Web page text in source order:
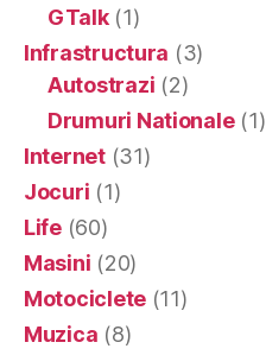
GTalk(1)
Infrastructura (3)
Autostrazi (2)
Drumuri Nationale(1)
Internet(31)
Jocuri (1)
Life(60)
Masini (20)
Motociclete (11)
Muzica (8)